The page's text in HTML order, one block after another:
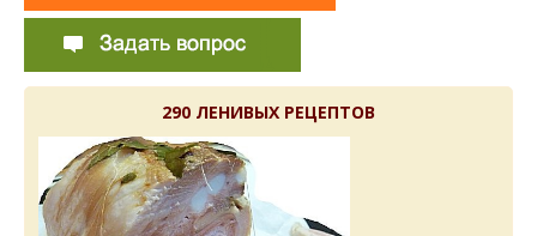
290 ЛЕНИВЫХ РЕЦЕПТОВ